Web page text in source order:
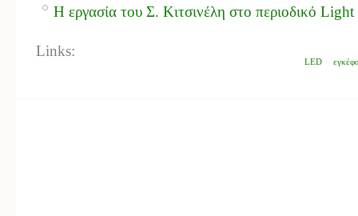
Η εργασία του Σ. Κιτσινέλη στο περιοδικό
LED
Links: